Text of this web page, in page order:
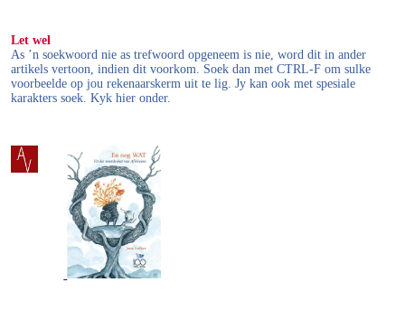
Let wel
As ’n soekwoord nie as trefwoord opgeneem is nie, word dit in ander
artikels vertoon, indien dit voorkom. Soek dan met CTRL-F om sulke
voorbeelde op jou rekenaarskerm uit te lig. Jy kan ook met spesiale
karakters soek. Kyk hier onder.